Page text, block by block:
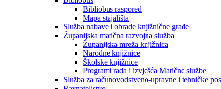
Bibliobus raspored
Mapa stajališta
Služba nabave i obrade knjižnične građe
Županijska matična razvojna služba
Županijska mreža knjižnica
Narodne knjižnice
Školske knjižnice
Programi rada i izvješća Matične službe
Služba za računovodstveno-upravne i tehničke